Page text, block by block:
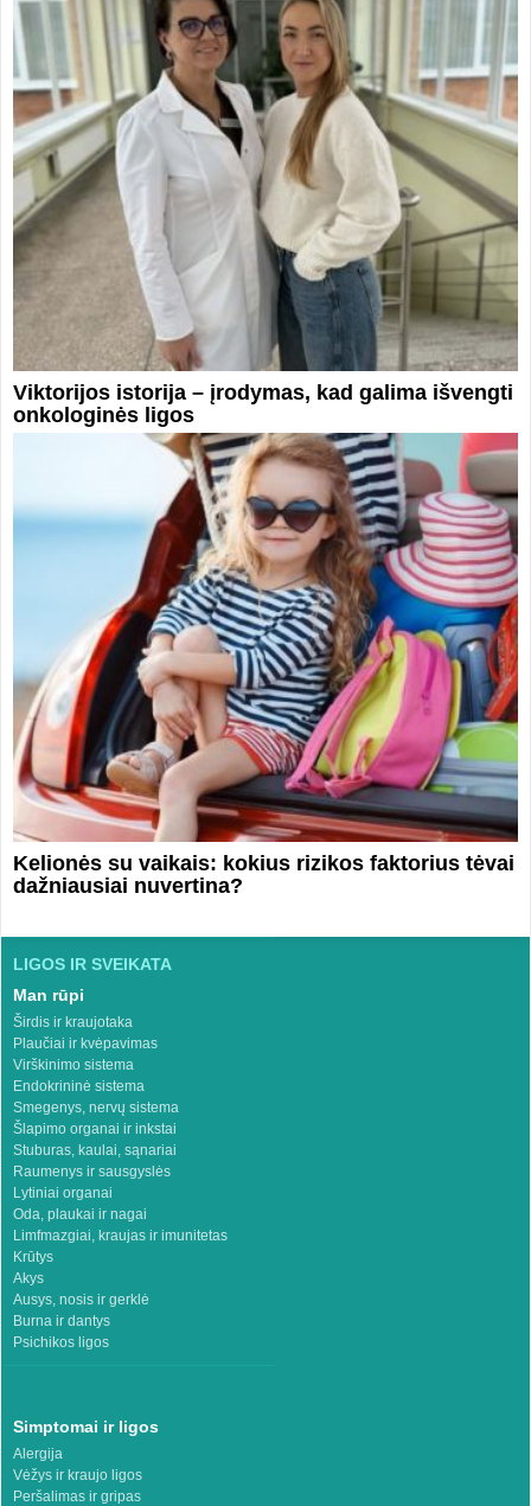
Viktorijos istorija – įrodymas, kad galima išvengti
onkologinės ligos
Kelionės su vaikais: kokius rizikos faktorius tėvai
dažniausiai nuvertina?
LIGOS IR SVEIKATA
Man rūpi
Širdis ir kraujotaka
Plaučiai ir kvėpavimas
Virškinimo sistema
Endokrininė sistema
Smegenys, nervų sistema
Šlapimo organai ir inkstai
Stuburas, kaulai, sąnariai
Raumenys ir sausgyslės
Lytiniai organai
Oda, plaukai ir nagai
Limfmazgiai, kraujas ir imunitetas
Krūtys
Akys
Ausys, nosis ir gerklė
Burna ir dantys
Psichikos ligos
Simptomai ir ligos
Alergija
Vėžys ir kraujo ligos
Peršalimas ir gripas